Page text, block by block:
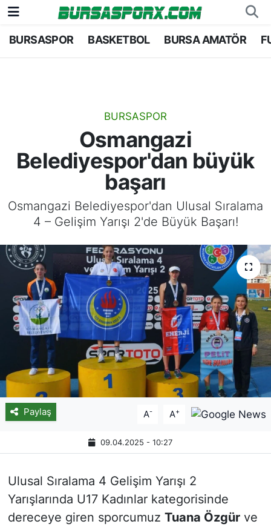
BURSASPOR BASKETBOL BURSA AMATÖR
BURSASPOR
Osmangazi
Belediyespor'dan büyük
başarı
Osmangazi Belediyespor'dan Ulusal Sıralama
4 – Gelişim Yarışı 2'de Büyük Başarı!
Paylaş A- A+
09.04.2025 - 10:27
Ulusal Sıralama 4 Gelişim Yarışı 2
Yarışlarında U17 Kadınlar kategorisinde
dereceye giren sporcumuz Tuana Özgürve
Bursaspor
Bursa Amatör
Hentbol
Voleybol
Bursa Nöbetçi Eczaneler
Bursa Trafik Yoğunluk Haritası
TFF 1.Lig Puan Durumu ve Fikstür
Tüm Manşetler
Son Dakika Haberleri
Haber Arşivi